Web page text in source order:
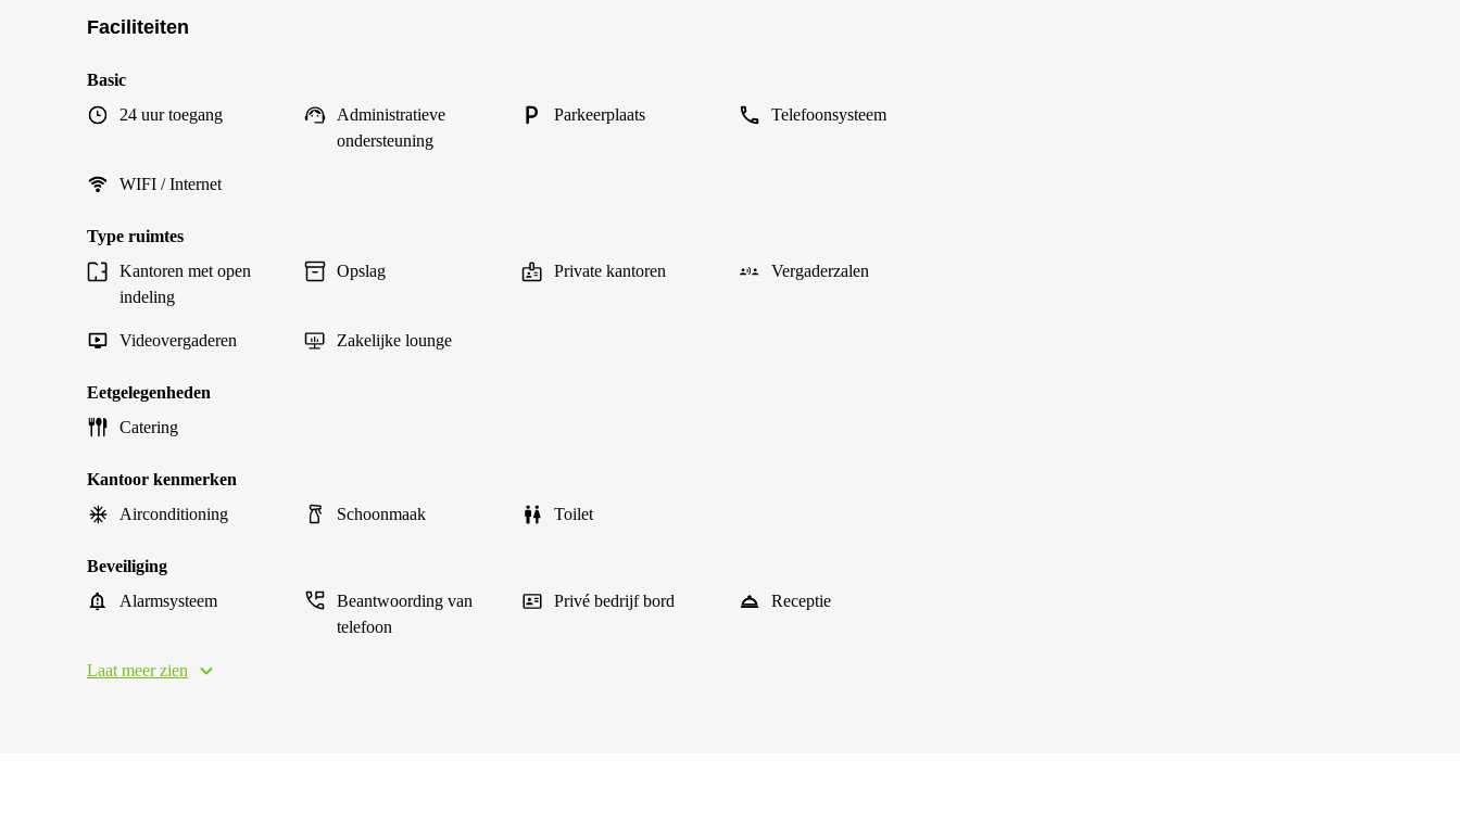
Faciliteiten
Basic
24 uur toegang
Administratieve
ondersteuning
Parkeerplaats Telefoonsysteem
WIFI / Internet
Type ruimtes
Kantoren met open
indeling
Opslag Private kantoren Vergaderzalen
Videovergaderen Zakelijke lounge
Eetgelegenheden
Catering
Kantoor kenmerken
Airconditioning
Schoonmaak Toilet
Beveiliging
Alarmsysteem
Beantwoording van
telefoon
Privé bedrijf bord Receptie
Laat meer zien